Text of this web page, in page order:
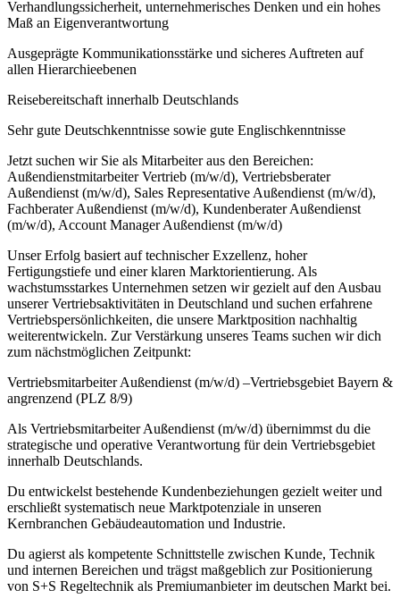
Verhandlungssicherheit, unternehmerisches Denken und ein hohes
Maß an Eigenverantwortung
Ausgeprägte Kommunikationsstärke und sicheres Auftreten auf
allen Hierarchieebenen
Reisebereitschaft innerhalb Deutschlands
Sehr gute Deutschkenntnisse sowie gute Englischkenntnisse
Jetzt suchen wir Sie als Mitarbeiter aus den Bereichen:
Außendienstmitarbeiter Vertrieb (m/w/d), Vertriebsberater
Außendienst (m/w/d), Sales Representative Außendienst (m/w/d),
Fachberater Außendienst (m/w/d), Kundenberater Außendienst
(m/w/d), Account Manager Außendienst (m/w/d)
Unser Erfolg basiert auf technischer Exzellenz, hoher
Fertigungstiefe und einer klaren Marktorientierung. Als
wachstumsstarkes Unternehmen setzen wir gezielt auf den Ausbau
unserer Vertriebsaktivitäten in Deutschland und suchen erfahrene
Vertriebspersönlichkeiten, die unsere Marktposition nachhaltig
weiterentwickeln. Zur Verstärkung unseres Teams suchen wir dich
zum nächstmöglichen Zeitpunkt:
Vertriebsmitarbeiter Außendienst (m/w/d) –Vertriebsgebiet Bayern &
angrenzend (PLZ 8/9)
Als Vertriebsmitarbeiter Außendienst (m/w/d) übernimmst du die
strategische und operative Verantwortung für dein Vertriebsgebiet
innerhalb Deutschlands.
Du entwickelst bestehende Kundenbeziehungen gezielt weiter und
erschließt systematisch neue Marktpotenziale in unseren
Kernbranchen Gebäudeautomation und Industrie.
Du agierst als kompetente Schnittstelle zwischen Kunde, Technik
und internen Bereichen und trägst maßgeblich zur Positionierung
von S+S Regeltechnik als Premiumanbieter im deutschen Markt bei.